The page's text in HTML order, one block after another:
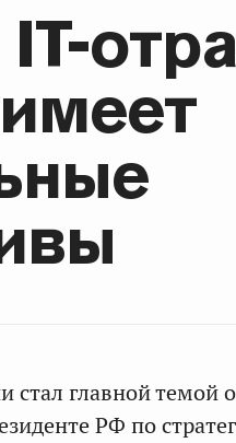
стал главной темой
РФ по